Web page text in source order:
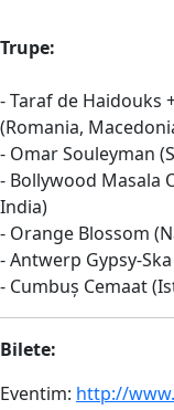
Trupe:
- Taraf de Haidouks
(Romania,
- Omar Souleyman
- Bollywood Masala
India)
- Orange Blossom
- Antwerp Gypsy-
- Cumbuș Cemaat
Bilete:
Eventim: http://